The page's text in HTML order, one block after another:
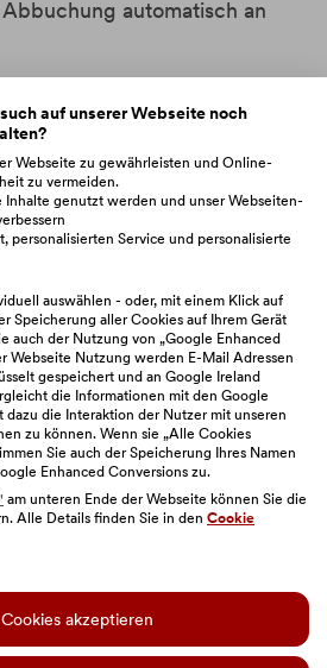
automatisch an
hilfreich?
| Nutzungsbedingungen
Einstellungen
auf unserer Webseite noch
Webseite zu gewährleisten und Online-
zu vermeiden.
Inhalte genutzt werden und unser Webseiten-
personalisierten Service und personalisierte
auswählen - oder, mit einem Klick auf
Speicherung aller Cookies auf Ihrem Gerät
auch der Nutzung von „Google Enhanced
Webseite Nutzung werden E-Mail Adressen
gespeichert und an Google Ireland
die Informationen mit den Google
dazu die Interaktion der Nutzer mit unseren
zu können. Wenn sie „Alle Cookies
Sie auch der Speicherung Ihres Namen
Enhanced Conversions zu.
am unteren Ende der Webseite können Sie die
Alle Details finden Sie in den Cookie
akzeptieren